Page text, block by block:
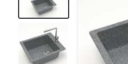
Мебельные образцы, каталоги